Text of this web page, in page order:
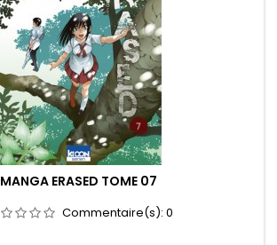
MANGA ERASED TOME 07
Commentaire(s): 0